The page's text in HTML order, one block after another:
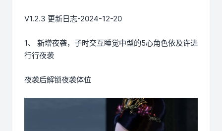
V1.2.3 更新日志-2024-12-20
1、 新增夜袭，子时交互睡觉中型的5心角色依及许进
行行夜袭
夜袭后解锁夜袭体位